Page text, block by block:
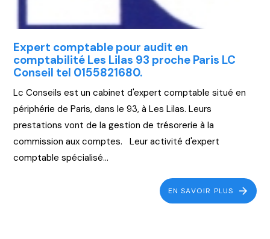
Expert comptable pour audit en
comptabilité Les Lilas 93 proche Paris LC
Conseil tel 0155821680.
Lc Conseils est un cabinet d'expert comptable situé en
périphérie de Paris, dans le 93, à Les Lilas. Leurs
prestations vont de la gestion de trésorerie à la
commission aux comptes. Leur activité d'expert
comptable spécialisé...
EN SAVOIR PLUS